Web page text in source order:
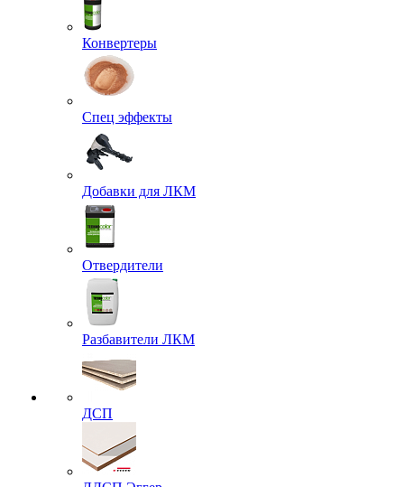
Конвертеры
Спец эффекты
Добавки для ЛКМ
Отвердители
Разбавители ЛКМ
ДСП